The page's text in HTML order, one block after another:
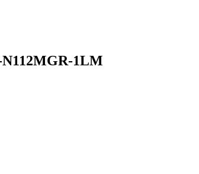
1LM